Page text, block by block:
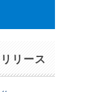
リース